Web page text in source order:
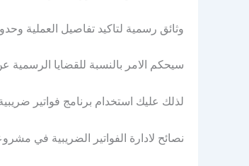
وثائق رسمية لتاكيد تفاصيل العملية
سيحكم الامر بالنسبة للقضايا
لذلك عليك استخدام برنامج فواتير
نصائح لادارة الفواتير الضريبية في